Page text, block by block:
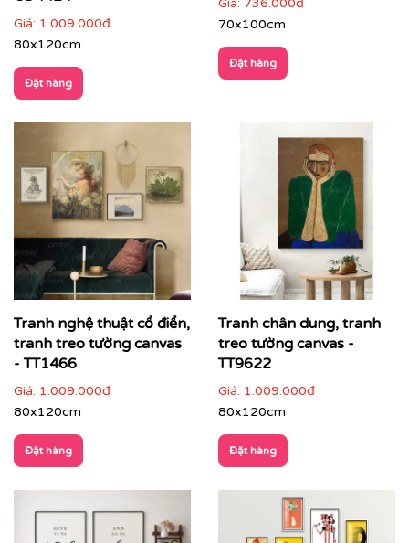
Showroom, gallery, không gian trưng bày
: tạo
chiều sâu và nhịp điệu không gian
Giá: 1.009.000đ
80x120cm
Đặt hàng
Giá: 736.000đ
70x100cm
Đặt hàng
Tranh nghệ thuật cổ điển,
tranh treo tường canvas
- TT1466
Giá: 1.009.000đ
80x120cm
Đặt hàng
Tranh chân dung, tranh
treo tường canvas -
TT9622
Giá: 1.009.000đ
80x120cm
Đặt hàng